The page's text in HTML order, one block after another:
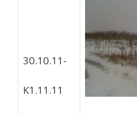
30.10.11-
К1.11.11